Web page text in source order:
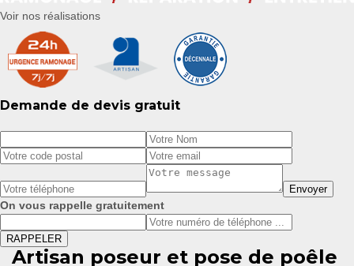
Voir nos réalisations
Demande de devis gratuit
On vous rappelle gratuitement
Artisan poseur et pose de poêle